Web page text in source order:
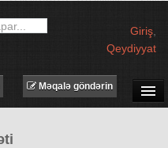
Giriş
Qeydiyyat
Məqalə göndərin